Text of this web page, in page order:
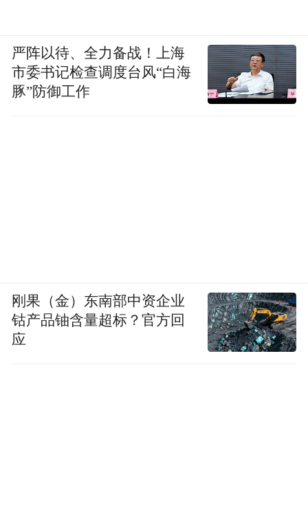
严阵以待、全力备战！上海
市委书记检查调度台风“白海
豚”防御工作
刚果（金）东南部中资企业
钴产品铀含量超标？官方回
应